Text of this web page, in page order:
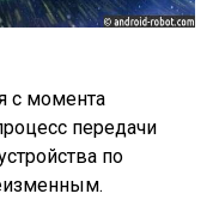
с момента
передачи
по